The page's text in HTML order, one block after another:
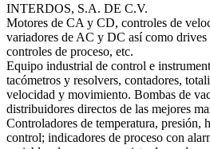
INTERDOS, S.A. DE C.V.
Motores de CA y CD, controles de
variadores de AC y DC así como drives
controles de proceso, etc.
Equipo industrial de control e
tacómetros y resolvers, contadores,
velocidad y movimiento. Bombas de
distribuidores directos de las mejores
Controladores de temperatura, presión,
control; indicadores de proceso con